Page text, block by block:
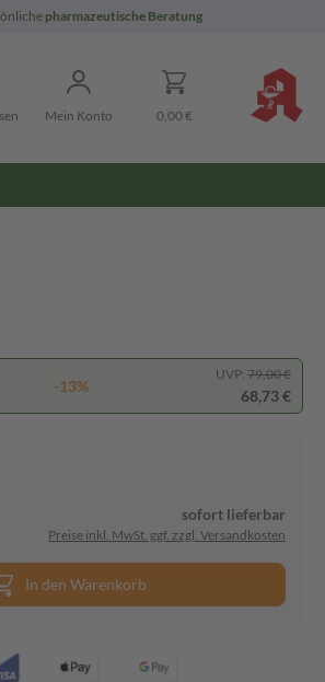
pharmazeutische Beratung
Mein Konto 0,00 €
-13%
UVP: 79,00 €
68,73 €
sofort lieferbar
Preise inkl. MwSt. ggf. zzgl. Versandkosten
In den Warenkorb